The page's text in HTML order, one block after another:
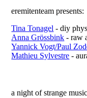
eremitenteam presents:
Tina Tonagel - diy
Anna Grössbink - raw
Yannick Vogt/Paul
Mathieu Sylvestre -
a night of strange